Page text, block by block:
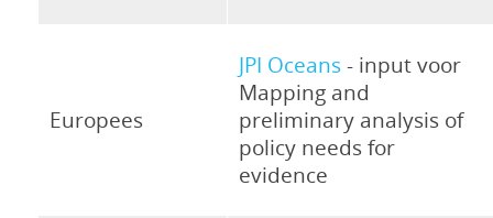
Europees
JPI Oceans- input voor
Mapping and
preliminary analysis of
policy needs for
evidence